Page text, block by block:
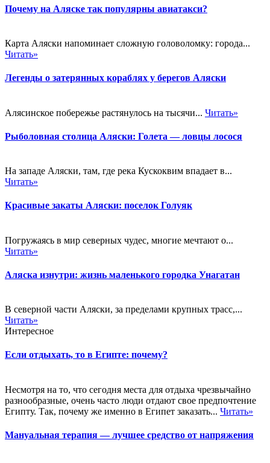
Почему на Аляске так популярны авиатакси?
Карта Аляски напоминает сложную головоломку: города...
Читать»
Легенды о затерянных кораблях у берегов Аляски
Алясинское побережье растянулось на тысячи... Читать»
Рыболовная столица Аляски: Голета — ловцы лосося
На западе Аляски, там, где река Кускоквим впадает в...
Читать»
Красивые закаты Аляски: поселок Голуяк
Погружаясь в мир северных чудес, многие мечтают о...
Читать»
Аляска изнутри: жизнь маленького городка Унагатан
В северной части Аляски, за пределами крупных трасс,...
Читать»
Интересное
Если отдыхать, то в Египте: почему?
Несмотря на то, что сегодня места для отдыха чрезвычайно
разнообразные, очень часто люди отдают свое предпочтение
Египту. Так, почему же именно в Египет заказать... Читать»
Мануальная терапия — лучшее средство от напряжения